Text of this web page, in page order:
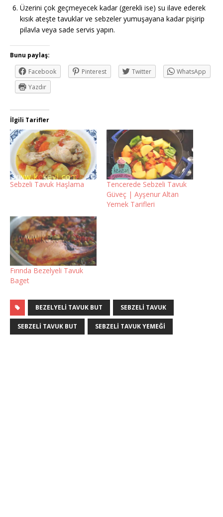
Üzerini çok geçmeyecek kadar (gerekli ise) su ilave ederek
kısık ateşte tavuklar ve sebzeler yumuşayana kadar pişirip
pilavla veya sade servis yapın.
Bunu paylaş:
Facebook
Pinterest Twitter
WhatsApp
Yazdır
İlgili Tarifler
Sebzeli Tavuk Haşlama
Tencerede Sebzeli Tavuk
Güveç | Ayşenur Altan
Yemek Tarifleri
Fırında Bezelyeli Tavuk
Baget
BEZELYELI TAVUK BUT SEBZELI TAVUK
SEBZELI TAVUK BUT SEBZELI TAVUK YEMEĞI